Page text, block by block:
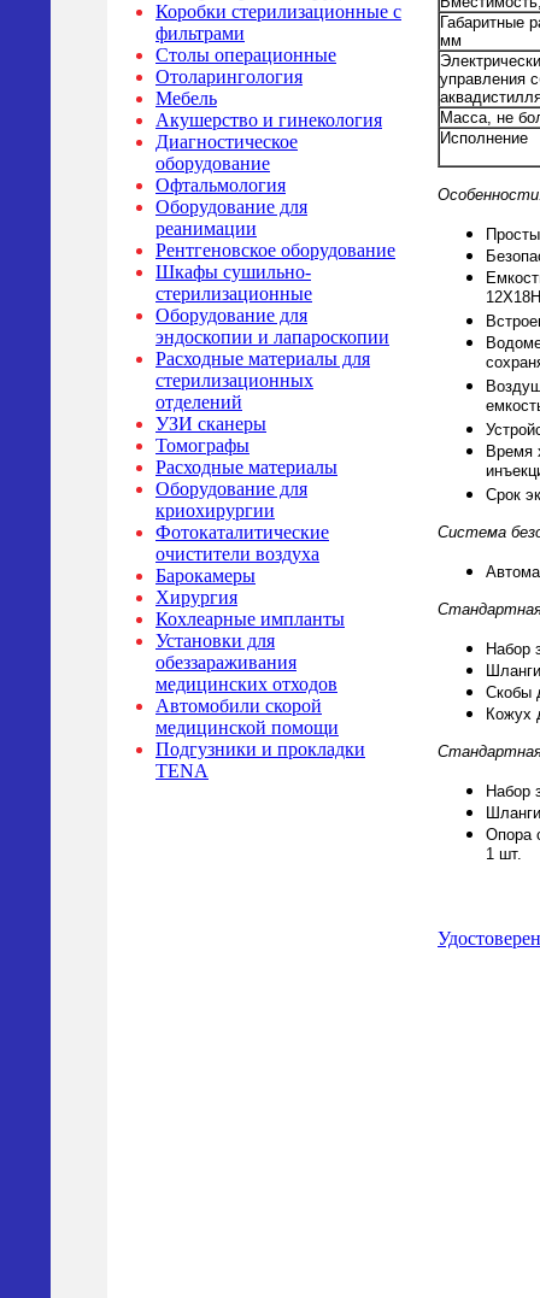
Коробки стерилизационные с
фильтрами
Столы операционные
Отоларингология
Мебель
Акушерство и гинекология
Диагностическое
оборудование
Офтальмология
Оборудование для
реанимации
Рентгеновское оборудование
Шкафы сушильно-
стерилизационные
Оборудование для
эндоскопии и лапароскопии
Расходные материалы для
стерилизационных
отделений
УЗИ сканеры
Томографы
Расходные материалы
Оборудование для
криохирургии
Фотокаталитические
очистители воздуха
Барокамеры
Хирургия
Кохлеарные импланты
Установки для
обеззараживания
медицинских отходов
Автомобили скорой
медицинской помощи
Подгузники и прокладки
TENA
Габаритные
мм
управления
Масса, не
Исполнение
Время
Срок
Система
Набор
Скобы
Кожух
Набор
Опора
1 шт.